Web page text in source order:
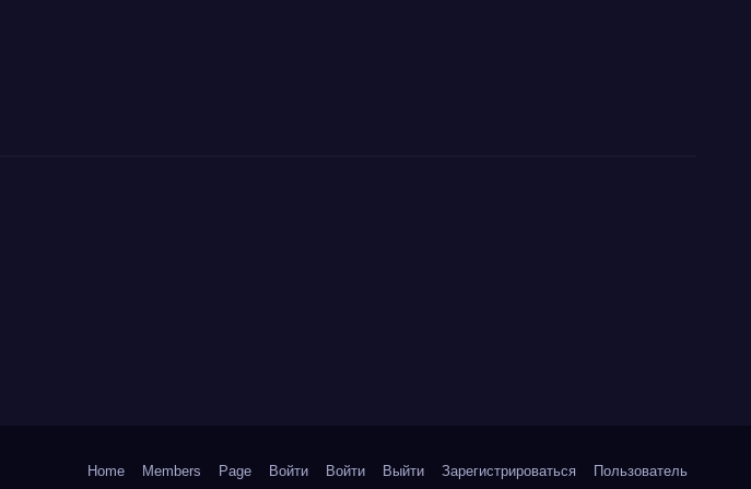
Home Members Page Войти Войти Выйти Зарегистрироваться Пользователь